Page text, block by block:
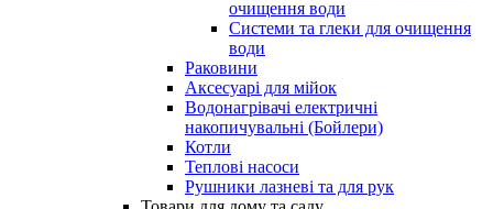
очищення води
Системи та глеки для очищення
води
Раковини
Аксесуарі для мійок
Водонагрівачі електричні
накопичувальні (Бойлери)
Котли
Теплові насоси
Рушники лазневі та для рук